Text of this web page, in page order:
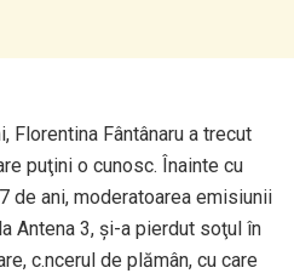
Florentina Fântânaru a trecut
puţini o cunosc. Înainte cu
de ani, moderatoarea emisiunii
Antena 3, şi-a pierdut soţul în
c.ncerul de plămân, cu care